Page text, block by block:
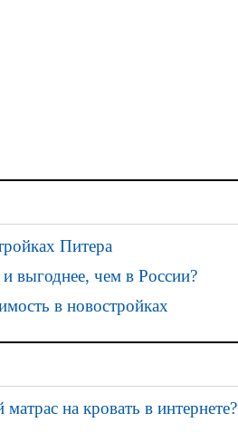
Питера
выгоднее, чем в России?
в новостройках
на кровать в интернете?